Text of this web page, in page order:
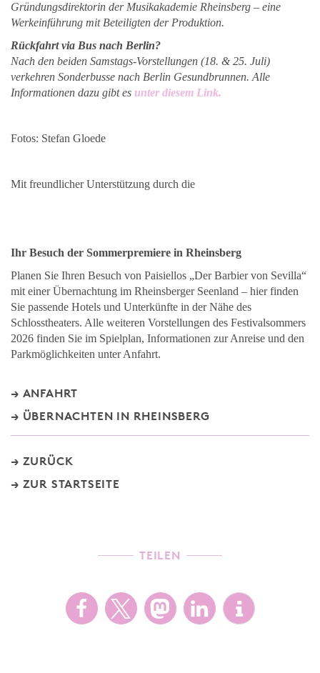
Gründungsdirektorin der Musikakademie Rheinsberg – eine
Werkeinführung mit Beteiligten der Produktion.
Rückfahrt via Bus nach Berlin?
Nach den beiden Samstags-Vorstellungen (18. & 25. Juli)
verkehren Sonderbusse nach Berlin Gesundbrunnen. Alle
Informationen dazu gibt es unter diesem Link.
Fotos: Stefan Gloede
Mit freundlicher Unterstützung durch die
Ihr Besuch der Sommerpremiere in Rheinsberg
Planen Sie Ihren Besuch von Paisiellos „Der Barbier von Sevilla“
mit einer Übernachtung im Rheinsberger Seenland – hier finden
Sie passende Hotels und Unterkünfte in der Nähe des
Schlosstheaters. Alle weiteren Vorstellungen des Festivalsommers
2026 finden Sie im Spielplan, Informationen zur Anreise und den
Parkmöglichkeiten unter Anfahrt.
ANFAHRT
ÜBERNACHTEN IN RHEINSBERG
ZURÜCK
ZUR STARTSEITE
TEILEN